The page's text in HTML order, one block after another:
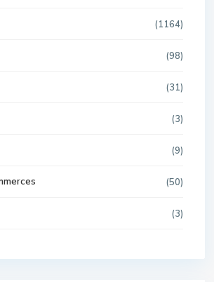
(1164)
(98)
(31)
(3)
(9)
(50)
(3)